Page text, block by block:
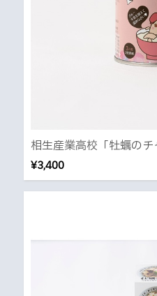
相生産業高校「牡蠣の
¥3,400